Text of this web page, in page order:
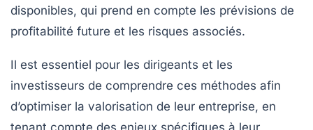
disponibles, qui prend en compte les prévisions de
profitabilité future et les risques associés.
Il est essentiel pour les dirigeants et les
investisseurs de comprendre ces méthodes afin
d’optimiser la valorisation de leur entreprise, en
tenant compte des enjeux spécifiques à leur